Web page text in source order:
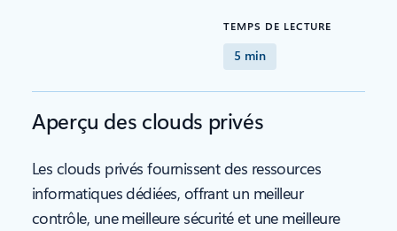
TEMPS DE LECTURE
5 min
Aperçu des clouds privés
Les clouds privés fournissent des ressources
informatiques dédiées, offrant un meilleur
contrôle, une meilleure sécurité et une meilleure